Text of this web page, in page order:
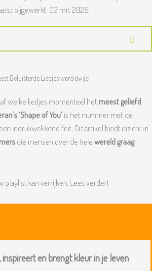
bijgewerkt: 02 mrt 2026
Beluisterde Liedjes wereldwijd
welke liedjes momenteel hetmeest geliefd
‘Shape of You’is het nummer met de
indrukwekkend feit. Dit artikel biedt inzicht in
die mensen over de helewereld graag
playlist kan verrijken. Lees verder!
inspireert en brengt kleur in je leven